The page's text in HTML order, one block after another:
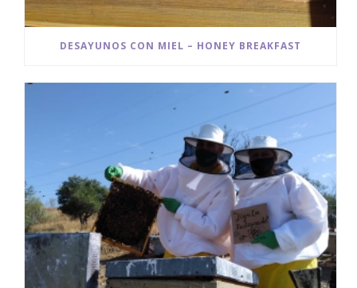
DESAYUNOS CON MIEL – HONEY BREAKFAST